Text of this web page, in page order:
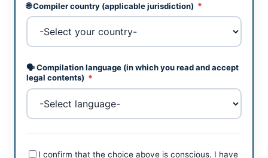
🌐 Compiler country (applicable jurisdiction) *
🗣️ Compilation language (in which you read and accept
legal contents) *
I confirm that the choice above is conscious. I have